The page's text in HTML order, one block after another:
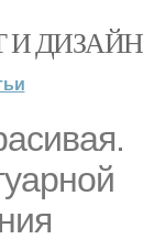
И ДИЗАЙН